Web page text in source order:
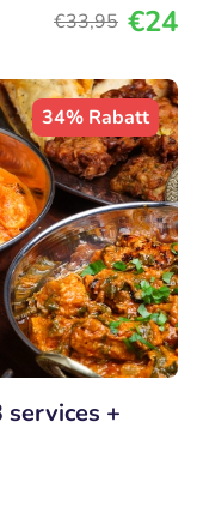
€33,95 €24
34% Rabatt
+